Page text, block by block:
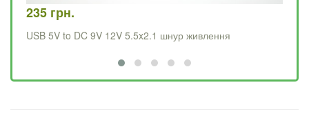
235 грн.
USB 5V to DC 9V 12V 5.5x2.1 шнур живлення